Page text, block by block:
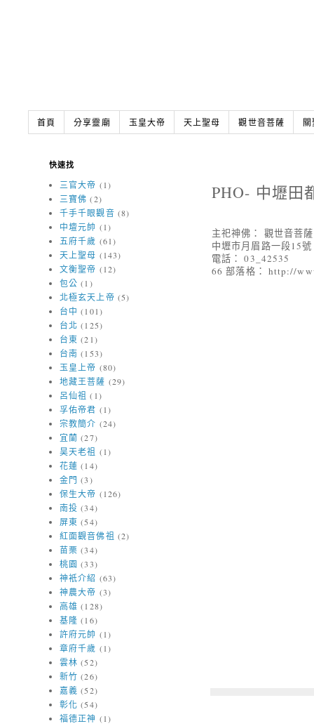
首頁 分享靈廟 玉皇大帝 天上聖母 觀世音菩薩
PHO- 中壢田
主祀神佛： 觀世音菩
中壢市月眉路一段15號
電話： 03_42535
66 部落格： http://
快速找
三官大帝 (1)
三寶佛 (2)
千手千眼觀音 (8)
中壇元帥 (1)
五府千歲 (61)
天上聖母 (143)
文衡聖帝 (12)
包公 (1)
北極玄天上帝 (5)
台中 (101)
台北 (125)
台東 (21)
台南 (153)
玉皇上帝 (80)
地藏王菩薩 (29)
呂仙祖 (1)
孚佑帝君 (1)
宗教簡介 (24)
宜蘭 (27)
昊天老祖 (1)
花蓮 (14)
金門 (3)
保生大帝 (126)
南投 (34)
屏東 (54)
紅面觀音佛祖 (2)
苗栗 (34)
桃園 (33)
神衹介紹 (63)
神農大帝 (3)
高雄 (128)
基隆 (16)
許府元帥 (1)
章府千歲 (1)
雲林 (52)
新竹 (26)
嘉義 (52)
彰化 (54)
福德正神 (1)